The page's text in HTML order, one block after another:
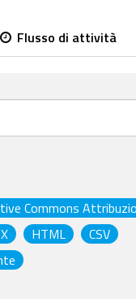
Flusso di attività
Commons
HTML
CSV